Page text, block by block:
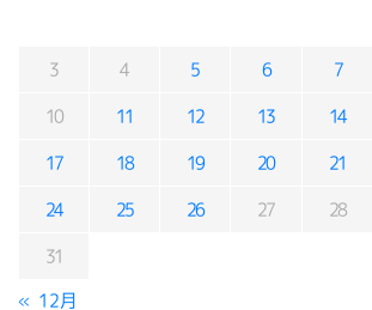
3 4 5 6 7
10 11 12 13 14
17 18 19 20 21
24 25 26 27 28
31
« 12月